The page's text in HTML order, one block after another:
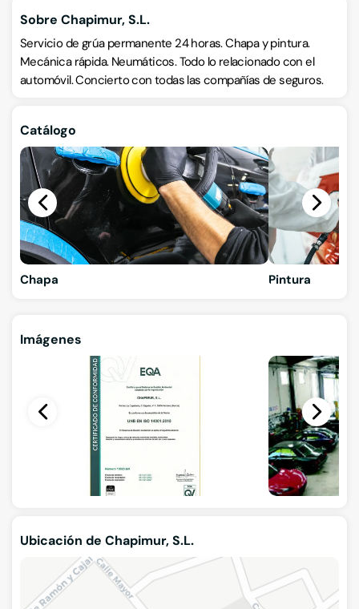
Sobre Chapimur, S.L.
Servicio de grúa permanente 24 horas. Chapa y pintura.
Mecánica rápida. Neumáticos. Todo lo relacionado con el
automóvil. Concierto con todas las compañías de seguros.
Catálogo
Chapa Pintura
Imágenes
Ubicación de Chapimur, S.L.